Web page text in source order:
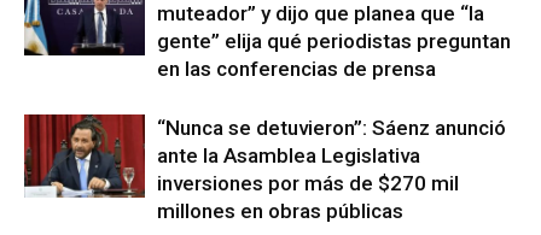
muteador” y dijo que planea que “la
gente” elija qué periodistas preguntan
en las conferencias de prensa
“Nunca se detuvieron”: Sáenz anunció
ante la Asamblea Legislativa
inversiones por más de $270 mil
millones en obras públicas